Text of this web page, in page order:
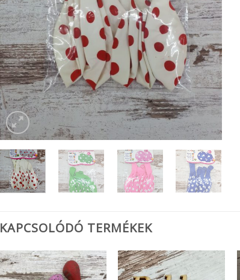
KAPCSOLÓDÓ TERMÉKEK